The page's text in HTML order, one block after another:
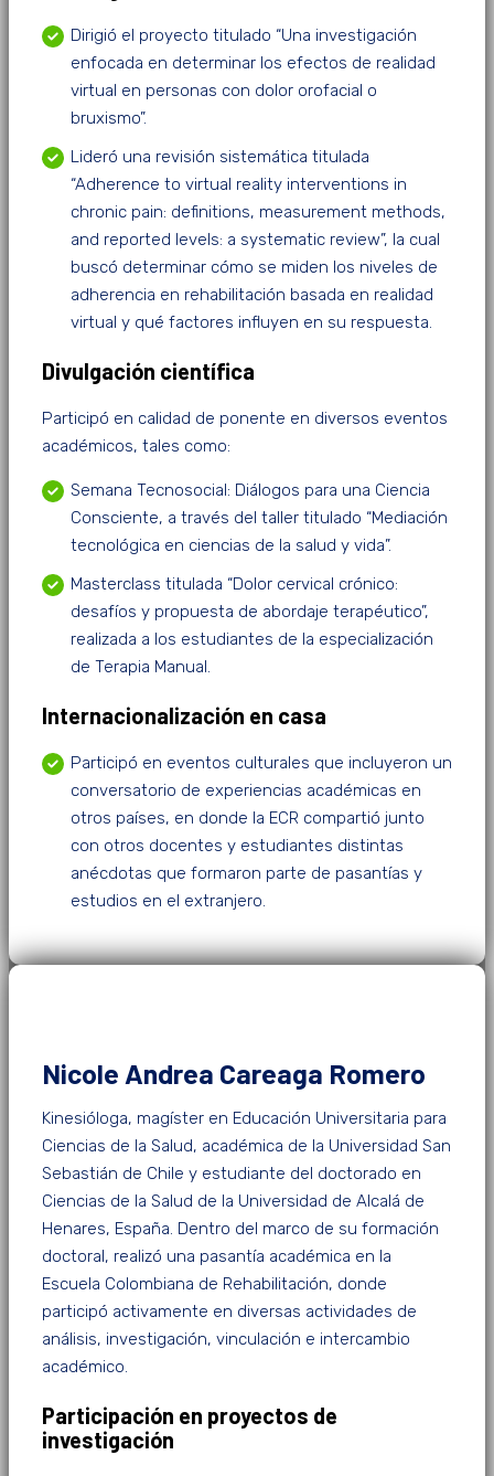
Dirigió el proyecto titulado “Una investigación
enfocada en determinar los efectos de realidad
virtual en personas con dolor orofacial o
bruxismo”.
Lideró una revisión sistemática titulada
“Adherence to virtual reality interventions in
chronic pain: definitions, measurement methods,
and reported levels: a systematic review”, la cual
buscó determinar cómo se miden los niveles de
adherencia en rehabilitación basada en realidad
virtual y qué factores influyen en su respuesta.
Divulgación científica
Participó en calidad de ponente en diversos eventos
académicos, tales como:
Semana Tecnosocial: Diálogos para una Ciencia
Consciente, a través del taller titulado “Mediación
tecnológica en ciencias de la salud y vida”.
Masterclass titulada “Dolor cervical crónico:
desafíos y propuesta de abordaje terapéutico”,
realizada a los estudiantes de la especialización
de Terapia Manual.
Internacionalización en casa
Participó en eventos culturales que incluyeron un
conversatorio de experiencias académicas en
otros países, en donde la ECR compartió junto
con otros docentes y estudiantes distintas
anécdotas que formaron parte de pasantías y
estudios en el extranjero.
Nicole Andrea Careaga Romero
Kinesióloga, magíster en Educación Universitaria para
Ciencias de la Salud, académica de la Universidad San
Sebastián de Chile y estudiante del doctorado en
Ciencias de la Salud de la Universidad de Alcalá de
Henares, España. Dentro del marco de su formación
doctoral, realizó una pasantía académica en la
Escuela Colombiana de Rehabilitación, donde
participó activamente en diversas actividades de
análisis, investigación, vinculación e intercambio
académico.
Participación en proyectos de
investigación